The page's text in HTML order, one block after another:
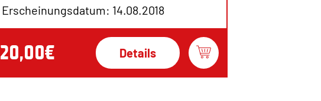
Erscheinungsdatum: 14.08.2018
20,00€ Details